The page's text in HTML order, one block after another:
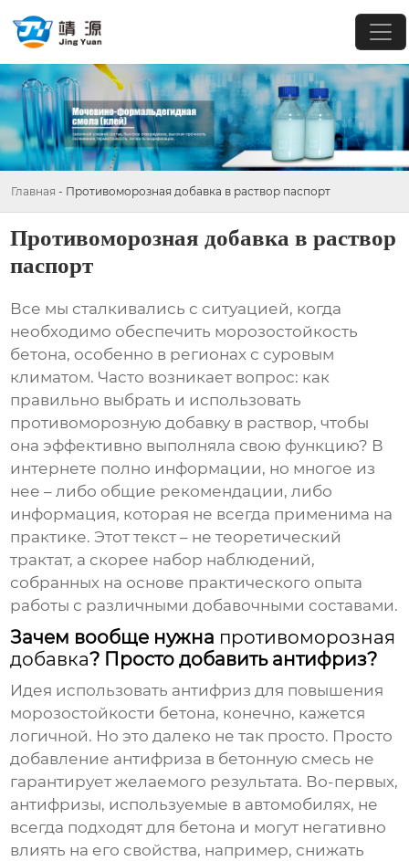
Главная - Противоморозная добавка в раствор паспорт
Противоморозная добавка в раствор
паспорт
Все мы сталкивались с ситуацией, когда
необходимо обеспечить морозостойкость
бетона, особенно в регионах с суровым
климатом. Часто возникает вопрос: как
правильно выбрать и использовать
противоморозную добавку в раствор, чтобы
она эффективно выполняла свою функцию? В
интернете полно информации, но многое из
нее – либо общие рекомендации, либо
информация, которая не всегда применима на
практике. Этот текст – не теоретический
трактат, а скорее набор наблюдений,
собранных на основе практического опыта
работы с различнымидобавочными составами.
Зачем вообще нужна противоморозная
добавка? Просто добавить антифриз?
Идея использовать антифриз для повышения
морозостойкости бетона, конечно, кажется
логичной. Но это далеко не так просто. Просто
добавление антифриза в бетонную смесь не
гарантирует желаемого результата. Во-первых,
антифризы, используемые в автомобилях, не
всегда подходят для бетона и могут негативно
влиять на его свойства, например, снижать